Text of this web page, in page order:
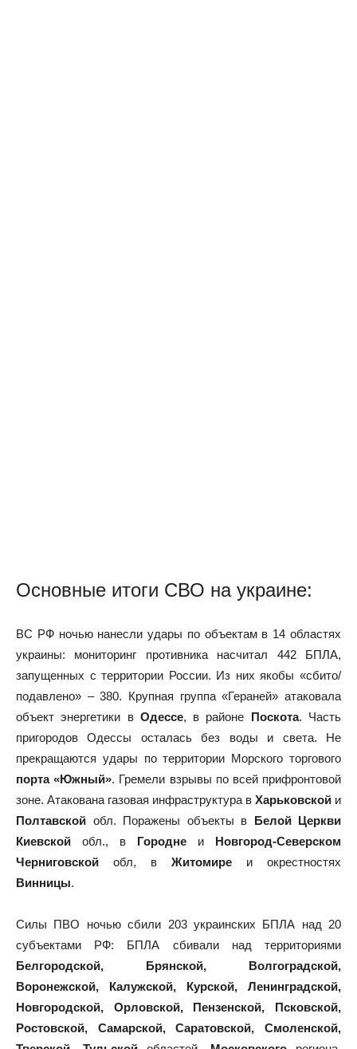
Основные итоги СВО на украине:
ВС РФ ночью нанесли удары по объектам в 14 областях
украины: мониторинг противника насчитал 442 БПЛА,
запущенных с территории России. Из них якобы «сбито/
подавлено» – 380. Крупная группа «Гераней» атаковала
объект энергетики в Одессе, в районе Поскота. Часть
пригородов Одессы осталась без воды и света. Не
прекращаются удары по территории Морского торгового
порта «Южный». Гремели взрывы по всей прифронтовой
зоне. Атакована газовая инфраструктура в Харьковской и
Полтавской обл. Поражены объекты в Белой Церкви
Киевской обл., в Городне и Новгород-Северском
Черниговской обл, в Житомире и окрестностях
Винницы.
Силы ПВО ночью сбили 203 украинских БПЛА над 20
субъектами РФ: БПЛА сбивали над территориями
Белгородской, Брянской, Волгоградской,
Воронежской, Калужской, Курской, Ленинградской,
Новгородской, Орловской, Пензенской, Псковской,
Ростовской, Самарской, Саратовской, Смоленской,